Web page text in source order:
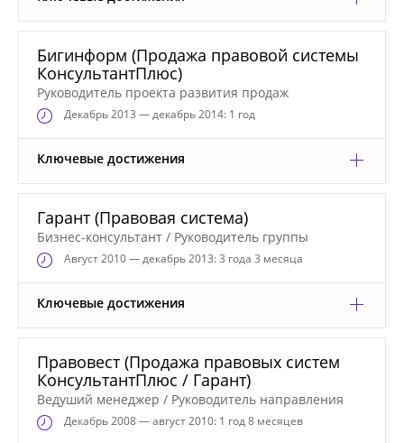
Бигинформ (Продажа правовой системы
КонсультантПлюс)
Руководитель проекта развития продаж
Декабрь2013 — декабрь 2014: 1 год
Ключевые достижения
Гарант (Правовая система)
Бизнес-консультант / Руководитель группы
Август2010 — декабрь 2013: 3 года 3 месяца
Ключевые достижения
Правовест (Продажа правовых систем
КонсультантПлюс / Гарант)
Ведуший менеджер / Руководитель направления
Декабрь2008 — август 2010: 1 год 8 месяцев